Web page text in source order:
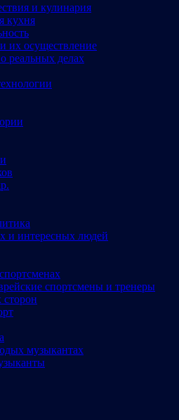
и кулинария
кухня
их осуществление
реальных делах
и интересных людей
спортсмены и тренеры
сторон
музыкантах